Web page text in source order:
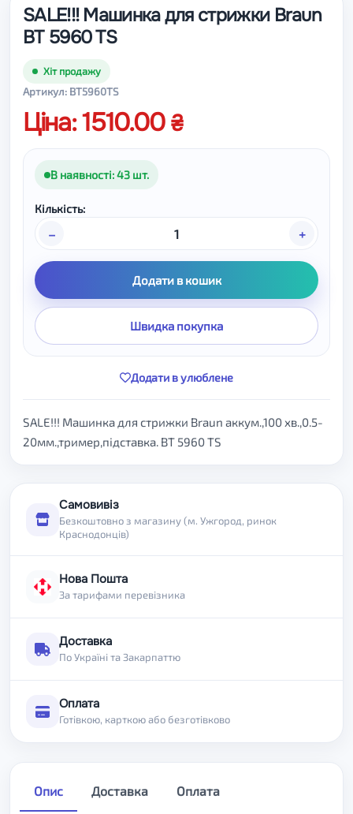
SALE!!! Машинка для стрижки Braun
BT 5960 TS
Хіт продажу
Артикул: BT5960TS
Ціна: 1510.00
В наявності: 43 шт.
Кількість:
– +
Додати в кошик
Швидка покупка
Додати в улюблене
SALE!!! Машинка для стрижки Braun аккум.,100 хв.,0.5-
20мм.,тример,підставка. BT 5960 TS
Самовивіз
Безкоштовно з магазину (м. Ужгород, ринок
Краснодонців)
Нова Пошта
За тарифами перевізника
Доставка
По Україні та Закарпаттю
Оплата
Готівкою, карткою або безготівково
Опис Доставка Оплата